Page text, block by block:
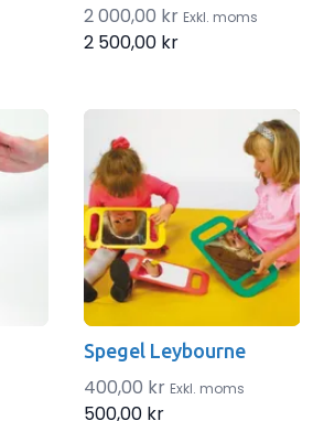
2 000,00 kr Exkl. moms
2 500,00 kr
Spegel Leybourne
400,00 kr Exkl. moms
500,00 kr